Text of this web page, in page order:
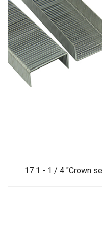
17 1 - 1 / 4 "Crown